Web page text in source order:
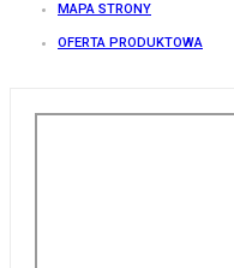
MAPA STRONY
OFERTA PRODUKTOWA